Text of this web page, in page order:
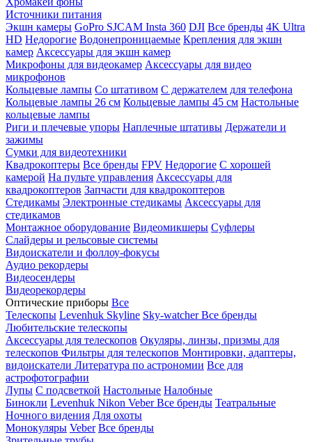
Источники питания
Экшн камеры GoPro SJCAM Insta 360 DJI Все бренды 4K Ultra
HD Недорогие Водонепроницаемые Крепления для экшн
камер Аксессуары для экшн камер
Микрофоны для видеокамер Аксессуары для видео
микрофонов
Кольцевые лампы Со штативом C держателем для телефона
Кольцевые лампы 26 см Кольцевые лампы 45 см Настольные
кольцевые лампы
Риги и плечевые упоры Наплечные штативы Держатели и
зажимы
Сумки для видеотехники
Квадрокоптеры Все бренды FPV Недорогие С хорошей
камерой На пульте управления Аксессуары для
квадрокоптеров Запчасти для квадрокоптеров
Стедикамы Электронные стедикамы Аксессуары для
стедикамов
Монтажное оборудование Видеомикшеры Суфлеры
Слайдеры и рельсовые системы
Видоискатели и фоллоу-фокусы
Аудио рекордеры
Видеосендеры
Видеорекордеры
Оптические приборы Все
Телескопы Levenhuk Skyline Sky-watcherВсе бренды
Любительские телескопы
Аксессуары для телескопов Окуляры, линзы, призмы для
телескопов Фильтры для телескопов Монтировки, адаптеры,
видоискатели Литература по астрономии Все для
астрофотографии
Лупы С подсветкой Настольные Налобные
Бинокли Levenhuk Nikon VeberВсе бренды Театральные
Ночного видения Для охоты
Монокуляры Veber Все бренды